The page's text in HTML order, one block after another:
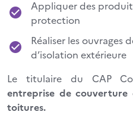
Appliquer des
protection
Réaliser les ouvrages
d’isolation extérieure
Le titulaire du CAP
entreprise de couverture
toitures.